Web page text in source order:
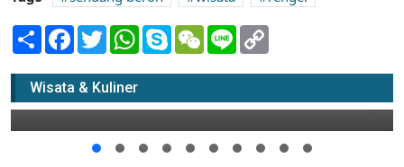
Share Facebook
TwitterWhatsApp
SkypeWeChatLine
Wisata & Kuliner
Dilauncing 15 Desember, Diskon 50 Persen
14 Desember 2017 09:00